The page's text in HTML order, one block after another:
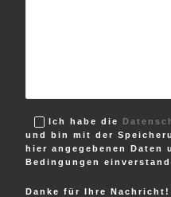
Ich habe die
und bin mit der
hier angegebenen Daten
Bedingungen
Danke für Ihre Nachricht!